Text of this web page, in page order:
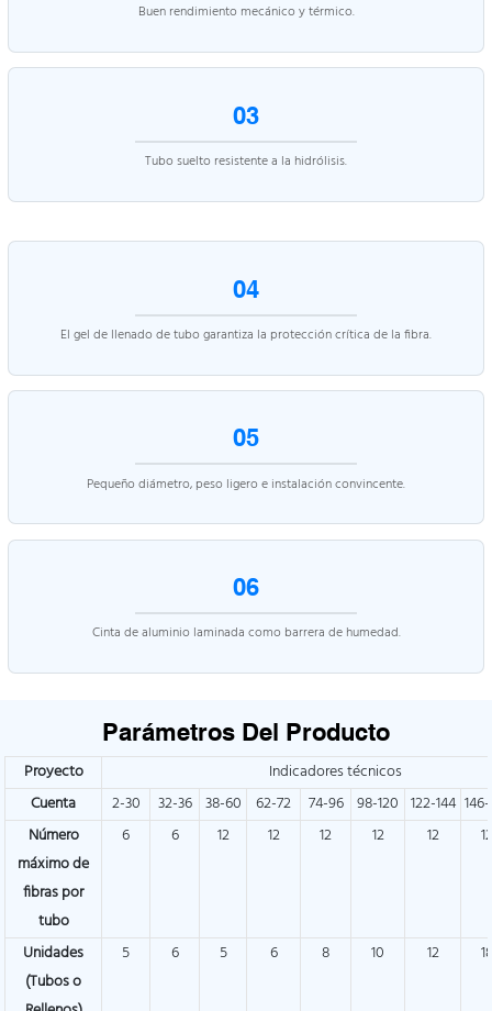
Buen rendimiento mecánico y térmico.
03
Tubo suelto resistente a la hidrólisis.
04
El gel de llenado de tubo garantiza la protección crítica de la fibra.
05
Pequeño diámetro, peso ligero e instalación convincente.
06
Cinta de aluminio laminada como barrera de humedad.
Parámetros Del Producto
Proyecto
Indicadores técnicos
Cuenta
2-30 32-36 38-60 62-72 74-96 98-120 122-144
Número
máximo de
fibras por
tubo
6 6 12 12 12 12 12 12
Unidades
(Tubos o
5 6 5 6 8 10 12 18